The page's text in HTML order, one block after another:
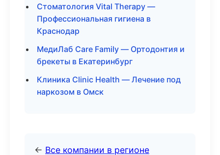
Стоматология Vital Therapy —
Профессиональная гигиена в
Краснодар
МедиЛаб Care Family — Ортодонтия и
брекеты в Екатеринбург
Клиника Clinic Health — Лечение под
наркозом в Омск
← Все компании в регионе